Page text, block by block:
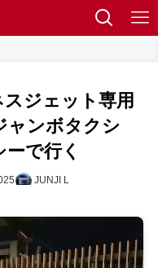
ジェット専用
ャンボタクシ
で行く
JUNJI L